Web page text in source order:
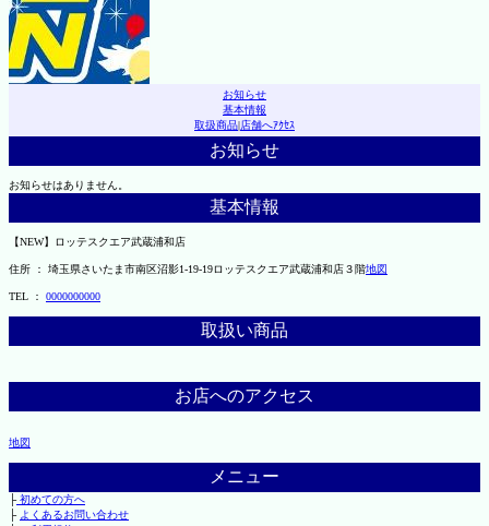
お知らせ
基本情報
取扱商品|店舗へｱｸｾｽ
お知らせ
お知らせはありません。
基本情報
【NEW】ロッテスクエア武蔵浦和店
住所 ： 埼玉県さいたま市南区沼影1-19-19ロッテスクエア武蔵浦和店３階地図
TEL ： 0000000000
取扱い商品
お店へのアクセス
地図
メニュー
├初めての方へ
├ よくあるお問い合わせ